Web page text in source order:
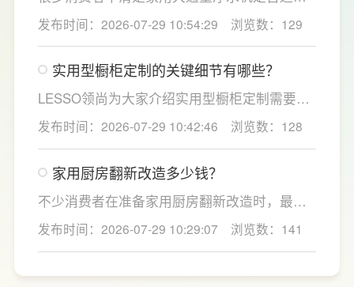
切换，不用反复烧水兑冷水，呵护宝宝娇嫩肠
胃。
自家户型，LESSO领尚建议，选购前一定要结
合家庭用水场景判断。家用大通量净水机更适
合常住人口多、用水需求大的家庭，比如三口
及以上之家，或是经常泡茶、冲奶、清洗果
蔬，需要持续大量净水的用户。小户型、单人
居住、日常用水量少的家庭，无需盲目追求超
大通量，避免功能过剩造成浪费。
发布时间：2026-07-29 10:54:29 浏览数：129
实用型橱柜定制的关键细节有哪些？
LESSO领尚为大家介绍实用型橱柜定制需要关
注的几个关键细节：实用型橱柜定制应结合厨
房面积和家庭烹饪习惯进行规划，合理划分
洗、切、炒动线，提升下厨效率；同时充分利
用吊柜、地柜、高柜等收纳空间，并配置抽屉
分区、拉篮、转角收纳等功能设计，提高空间
利用率。
发布时间：2026-07-29 10:42:46 浏览数：128
家用厨房翻新改造多少钱？
不少消费者在准备家用厨房翻新改造时，最关
心的问题莫过于“家用厨房翻新改造多少钱”，接
下来LESSO领尚为大家解答一下。事实上，厨
房改造费用并没有统一标准，通常会受到改造
范围、空间面积、材料品质、功能配置以及是
发布时间：2026-07-29 10:29:07 浏览数：141